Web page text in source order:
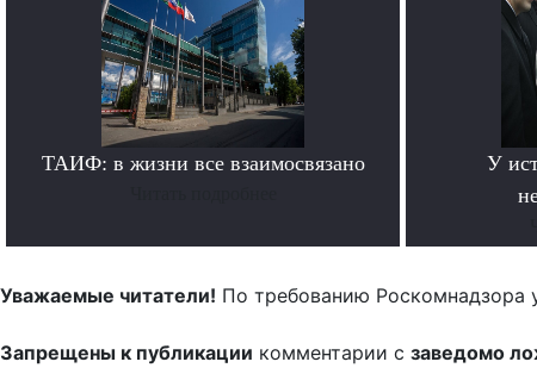
ТАИФ: в жизни все взаимосвязано
У
Уважаемые читатели! По требованию Роскомнадзора
Запрещены к публикации комментарии с заведомо